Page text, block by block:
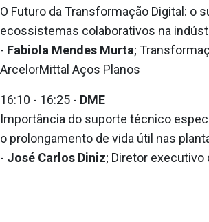
O Futuro da Transformação Digital: o
ecossistemas colaborativos na
- Fabiola Mendes Murta;
ArcelorMittal Aços Planos
16:10 - 16:25 - DME
Importância do suporte técnico
o prolongamento de vida útil nas
- José Carlos Diniz; Diretor executivo